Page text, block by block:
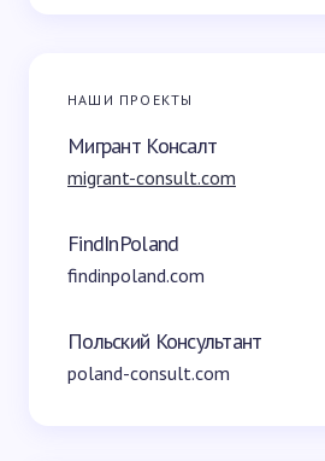
НАШИ ПРОЕКТЫ
Мигрант Консалт
migrant-consult.com
FindInPoland
findinpoland.com
Польский Консультант
poland-consult.com